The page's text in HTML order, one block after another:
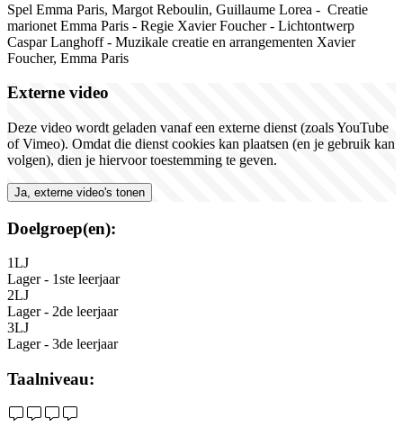
Spel Emma Paris, Margot Reboulin, Guillaume Lorea - Creatie
marionet Emma Paris - Regie Xavier Foucher- Lichtontwerp
CasparLanghoff- Muzikale creatie en arrangementen Xavier
Foucher, Emma Paris
Externe video
Deze video wordt geladen vanaf een externe dienst (zoals YouTube
of Vimeo). Omdat die dienst cookies kan plaatsen (en je gebruik kan
volgen), dien je hiervoor toestemming te geven.
Ja, externe video's tonen
Doelgroep(en):
1LJ
Lager - 1ste leerjaar
2LJ
Lager - 2de leerjaar
3LJ
Lager - 3de leerjaar
Taalniveau: